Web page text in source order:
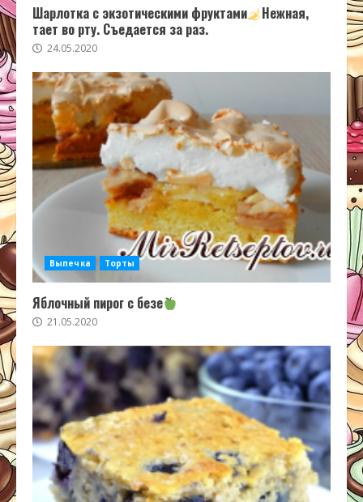
Шарлотка с экзотическими фруктами
Нежная,
тает во рту. Съедается за раз.
24.05.2020
Выпечка Торты
Яблочный пирог с безе
21.05.2020